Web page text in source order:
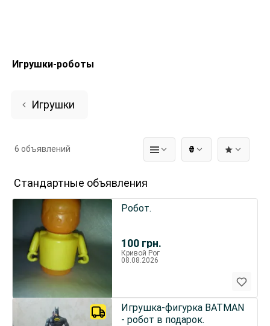
Игрушки-роботы
Игрушки
₴
6 объявлений
Стандартные объявления
100 грн.
Робот.
Кривой Рог
08.08.2026
Игрушка-фигурка BATMAN
- робот в подарок.